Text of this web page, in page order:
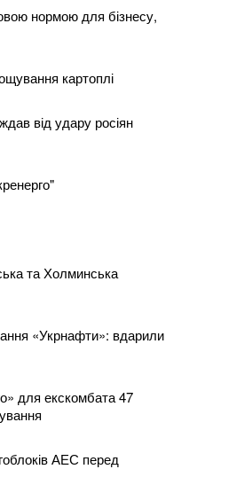
нормою для бізнесу,
картоплі
від удару росіян
та Холминська
«Укрнафти»: вдарили
для екскомбата 47
АЕС перед